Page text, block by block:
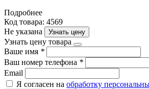
Подробнее
Код товара: 4569
Не указана
Узнать цену
Узнать цену товара
Ваше имя *
Ваш номер телефона *
Email
Я согласен на обработку